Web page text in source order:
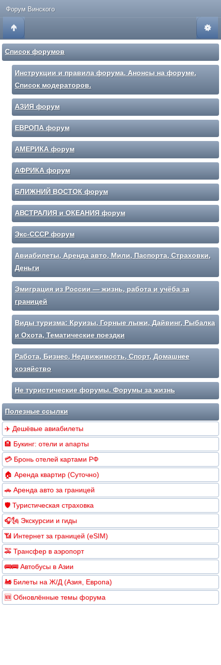
Форум Винского
Список форумов
Инструкции и правила форума. Анонсы на форуме.
Список модераторов.
АЗИЯ форум
ЕВРОПА форум
АМЕРИКА форум
АФРИКА форум
БЛИЖНИЙ ВОСТОК форум
АВСТРАЛИЯ и ОКЕАНИЯ форум
Экс-СССР форум
Авиабилеты, Аренда авто, Мили, Паспорта, Страховки,
Деньги
Эмиграция из России — жизнь, работа и учёба за
границей
Виды туризма: Круизы, Горные лыжи, Дайвинг, Рыбалка
и Охота, Тематические поездки
Работа, Бизнес, Недвижимость, Спорт, Домашнее
хозяйство
Не туристические форумы. Форумы за жизнь
Полезные ссылки
✈️ Дешёвые авиабилеты
🏨 Букинг: отели и апарты
💳 Бронь отелей картами РФ
🏠 Аренда квартир (Суточно)
🚗 Аренда авто за границей
🛡️ Туристическая страховка
🎧🗽 Экскурсии и гиды
📶 Интернет за границей (eSIM)
🚕 Трансфер в аэропорт
🚌🚌 Автобусы в Азии
🚂 Билеты на Ж/Д (Азия, Европа)
🆕 Обновлённые темы форума